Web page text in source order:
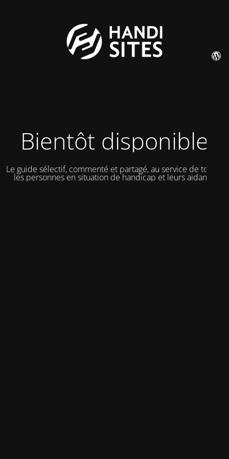
Bientôt disponible
Le guide sélectif, commenté et partagé, au service de toutes
les personnes en situation de handicap et leurs aidants.